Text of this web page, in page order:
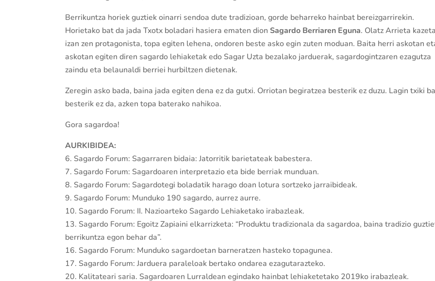
Berrikuntza horiek guztiek oinarri sendoa dute tradizioan, gorde beharreko hainbat bereizgarrirekin.
Horietako bat da jada Txotx boladari hasiera ematen dion Sagardo Berriaren Eguna. Olatz Arrieta
izan zen protagonista, topa egiten lehena, ondoren beste asko egin zuten moduan. Baita herri askotan
askotan egiten diren sagardo lehiaketak edo Sagar Uzta bezalako jarduerak, sagardogintzaren ezagutza
zaindu eta belaunaldi berriei hurbiltzen dietenak.
Zeregin asko bada, baina jada egiten dena ez da gutxi. Orriotan begiratzea besterik ez duzu. Lagin txiki
besterik ez da, azken topa baterako nahikoa.
Gora sagardoa!
AURKIBIDEA:
6. Sagardo Forum: Sagarraren bidaia: Jatorritik barietateak babestera.
7. Sagardo Forum: Sagardoaren interpretazio eta bide berriak munduan.
8. Sagardo Forum: Sagardotegi boladatik harago doan lotura sortzeko jarraibideak.
9. Sagardo Forum: Munduko 190 sagardo, aurrez aurre.
10. Sagardo Forum: II. Nazioarteko Sagardo Lehiaketako irabazleak.
13. Sagardo Forum: Egoitz Zapiaini elkarrizketa: “Produktu tradizionala da sagardoa, baina tradizio
berrikuntza egon behar da”.
16. Sagardo Forum: Munduko sagardoetan barneratzen hasteko topagunea.
17. Sagardo Forum: Jarduera paraleloak bertako ondarea ezagutarazteko.
20. Kalitateari saria. Sagardoaren Lurraldean egindako hainbat lehiaketetako 2019ko irabazleak.